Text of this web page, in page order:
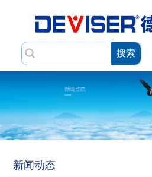
搜索
新闻动态